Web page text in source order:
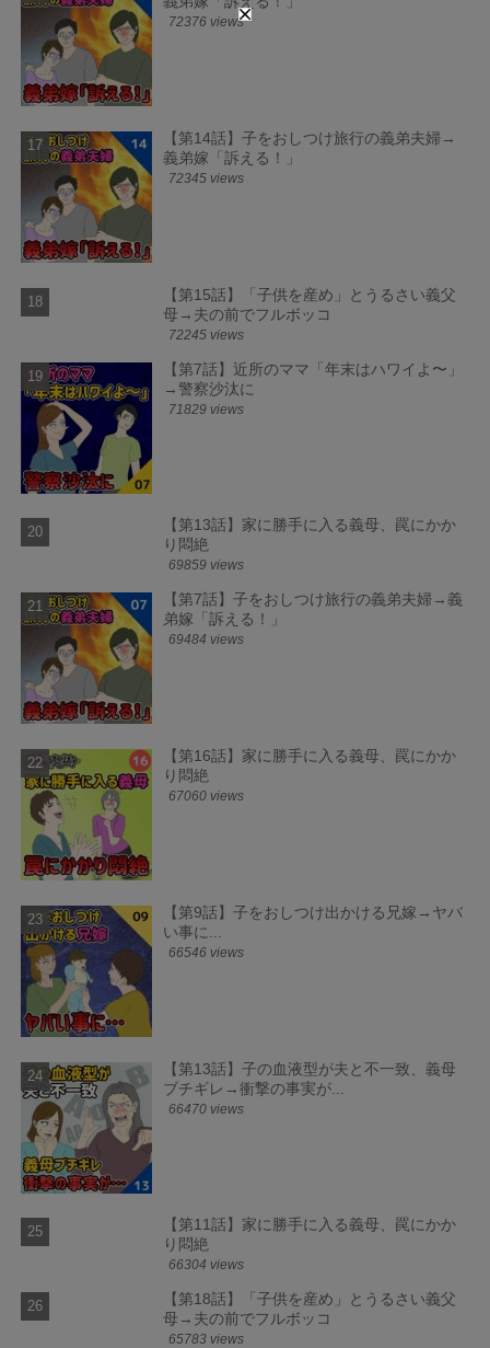
72376 views
【第14話】子をおしつけ旅行の義弟夫婦→
義弟嫁「訴える！」
72345 views
【第15話】「子供を産め」とうるさい義父
母→夫の前でフルボッコ
72245 views
【第7話】近所のママ「年末はハワイよ〜」
→警察沙汰に
71829 views
【第13話】家に勝手に入る義母、罠にかか
り悶絶
69859 views
【第7話】子をおしつけ旅行の義弟夫婦→義
弟嫁「訴える！」
69484 views
【第16話】家に勝手に入る義母、罠にかか
り悶絶
67060 views
【第9話】子をおしつけ出かける兄嫁→ヤバ
い事に...
66546 views
【第13話】子の血液型が夫と不一致、義母
ブチギレ→衝撃の事実が...
66470 views
【第11話】家に勝手に入る義母、罠にかか
り悶絶
66304 views
【第18話】「子供を産め」とうるさい義父
母→夫の前でフルボッコ
65783 views